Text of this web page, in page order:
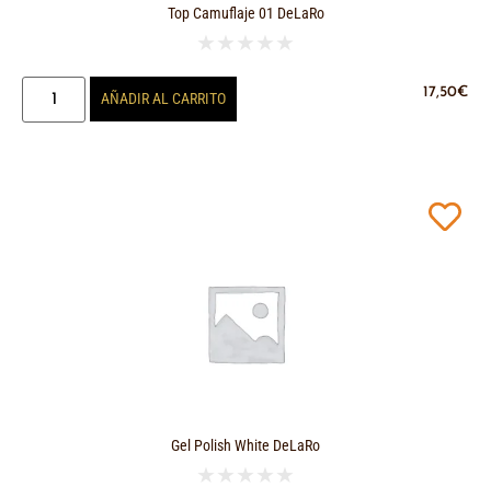
Top Camuflaje 01 DeLaRo
★ ★ ★ ★ ★
17,50€
AÑADIR AL CARRITO
Gel Polish White DeLaRo
★ ★ ★ ★ ★